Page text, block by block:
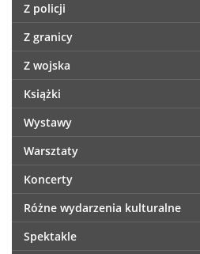
Z policji
Z granicy
Z wojska
Książki
Wystawy
Warsztaty
Koncerty
Różne wydarzenia kulturalne
Spektakle